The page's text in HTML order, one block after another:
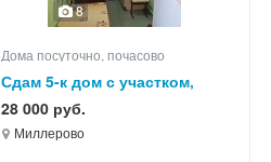
8
Дома посуточно, почасово
Сдам 5-к дом с участком,
65.0 кв.м, этажей 1
28 000 руб.
Миллерово